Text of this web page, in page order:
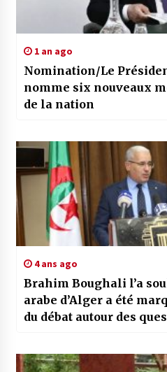
1 an ago
Nomination/Le
nomme six nouveaux
de la nation
4 ans ago
Brahim Boughali l’a
arabe d’Alger a été
du débat autour des